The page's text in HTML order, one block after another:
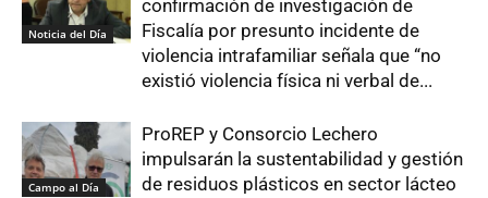
Noticia del Día
confirmación de investigación de
Fiscalía por presunto incidente de
violencia intrafamiliar señala que “no
existió violencia física ni verbal de...
Campo al Día
ProREP y Consorcio Lechero
impulsarán la sustentabilidad y gestión
de residuos plásticos en sector lácteo